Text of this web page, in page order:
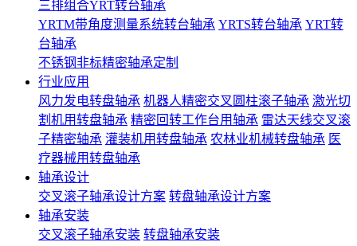
三排组合YRT转台轴承
YRTM带角度测量系统转台轴承 YRTS转台轴承 YRT转
台轴承
不锈钢非标精密轴承定制
行业应用
风力发电转盘轴承 机器人精密交叉圆柱滚子轴承 激光切
割机用转盘轴承 精密回转工作台用轴承 雷达天线交叉滚
子精密轴承 灌装机用转盘轴承 农林业机械转盘轴承 医
疗器械用转盘轴承
轴承设计
交叉滚子轴承设计方案 转盘轴承设计方案
轴承安装
交叉滚子轴承安装 转盘轴承安装